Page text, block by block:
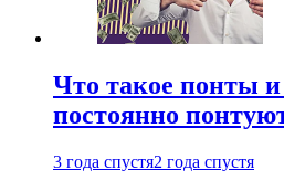
Что такое понты
постоянно
3 года спустя2 года спустя